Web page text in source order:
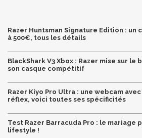
Razer Huntsman Signature Edition : un
à 500€, tous les détails
BlackShark V3 Xbox : Razer mise sur
son casque compétitif
Razer Kiyo Pro Ultra : une webcam
réflex, voici toutes ses spécificités
Test Razer Barracuda Pro : le
lifestyle !